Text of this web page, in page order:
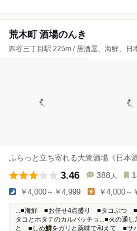
荒木町 酒場のんき
四谷三丁目駅 225m / 居酒屋、海鮮、日
ふらっと立ち寄れる大衆酒場《日本
3.46 388 人
￥4,000～￥4,999 ￥4,000～
...■海鮮 ■お任せ4点盛り ■タコぶつ ■
タコとホタテのカルパッチョ...■火の通
と ■しめ鯖をガリと薬味で和えて ■